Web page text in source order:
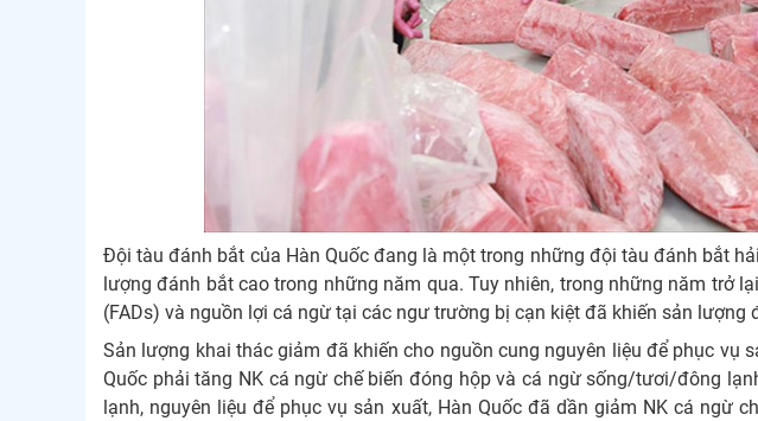
Đội tàu đánh bắt của Hàn Quốc đang là một trong những đội tàu đánh bắt
lượng đánh bắt cao trong những năm qua. Tuy nhiên, trong những năm trở
(FADs) và nguồn lợi cá ngừ tại các ngư trường bị cạn kiệt đã khiến sản
Sản lượng khai thác giảm đã khiến cho nguồn cung nguyên liệu để phục vụ
Quốc phải tăng NK cá ngừ chế biến đóng hộp và cá ngừ sống/tươi/đông
lạnh, nguyên liệu để phục vụ sản xuất, Hàn Quốc đã dần giảm NK cá ngừ